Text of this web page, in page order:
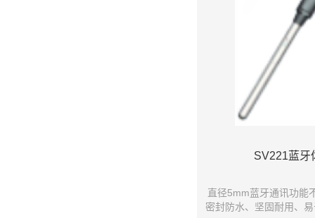
SV221蓝牙
直径5mm蓝牙通讯功能
密封防水、坚固耐用、